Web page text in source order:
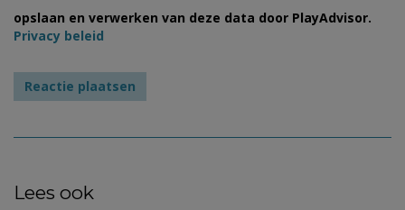
opslaan en verwerken van deze data door PlayAdvisor.
Privacy beleid
Lees ook